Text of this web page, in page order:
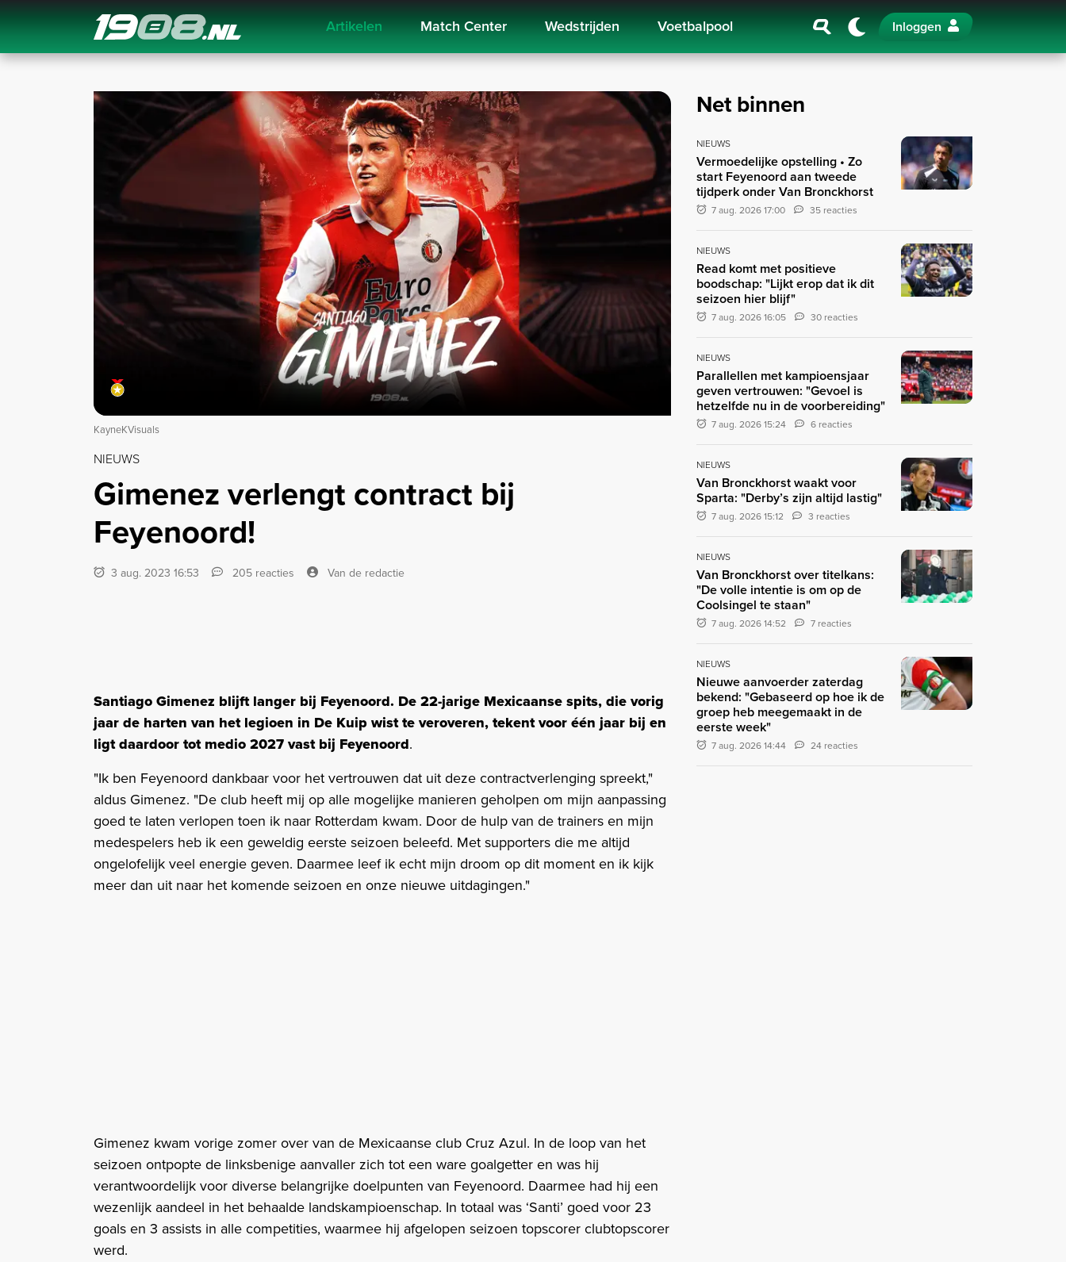
Navigation Artikelen Match Center Wedstrijden Voetbalpool Inloggen
KayneKVisuals
NIEUWS
Gimenez verlengt contract bij
Feyenoord!
3 aug. 2023 16:53 205 reacties Van de redactie
Santiago Gimenez blijft langer bij Feyenoord. De 22-jarige Mexicaanse spits, die vorig
jaar de harten van het legioen in De Kuip wist te veroveren, tekent voor één jaar bij en
ligt daardoor tot medio 2027 vast bij Feyenoord.
"Ik ben Feyenoord dankbaar voor het vertrouwen dat uit deze contractverlenging spreekt,"
aldus Gimenez. "De club heeft mij op alle mogelijke manieren geholpen om mijn aanpassing
goed te laten verlopen toen ik naar Rotterdam kwam. Door de hulp van de trainers en mijn
medespelers heb ik een geweldig eerste seizoen beleefd. Met supporters die me altijd
ongelofelijk veel energie geven. Daarmee leef ik echt mijn droom op dit moment en ik kijk
meer dan uit naar het komende seizoen en onze nieuwe uitdagingen."
Gimenez kwam vorige zomer over van de Mexicaanse club Cruz Azul. In de loop van het
seizoen ontpopte de linksbenige aanvaller zich tot een ware goalgetter en was hij
verantwoordelijk voor diverse belangrijke doelpunten van Feyenoord. Daarmee had hij een
wezenlijk aandeel in het behaalde landskampioenschap. In totaal was ‘Santi’ goed voor 23
goals en 3 assists in alle competities, waarmee hij afgelopen seizoen topscorer clubtopscorer
werd.
Net binnen
NIEUWS
Vermoedelijke opstelling • Zo
start Feyenoord aan tweede
tijdperk onder Van Bronckhorst
7 aug. 2026 17:00 35 reacties
NIEUWS
Read komt met positieve
boodschap: "Lijkt erop dat ik dit
seizoen hier blijf"
7 aug. 2026 16:05 30 reacties
NIEUWS
Parallellen met kampioensjaar
geven vertrouwen: "Gevoel is
hetzelfde nu in de voorbereiding"
7 aug. 2026 15:24 6 reacties
NIEUWS
Van Bronckhorst waakt voor
Sparta: "Derby’s zijn altijd lastig"
7 aug. 2026 15:12 3 reacties
NIEUWS
Van Bronckhorst over titelkans:
"De volle intentie is om op de
Coolsingel te staan"
7 aug. 2026 14:52 7 reacties
NIEUWS
Nieuwe aanvoerder zaterdag
bekend: "Gebaseerd op hoe ik de
groep heb meegemaakt in de
eerste week"
7 aug. 2026 14:44 24 reacties